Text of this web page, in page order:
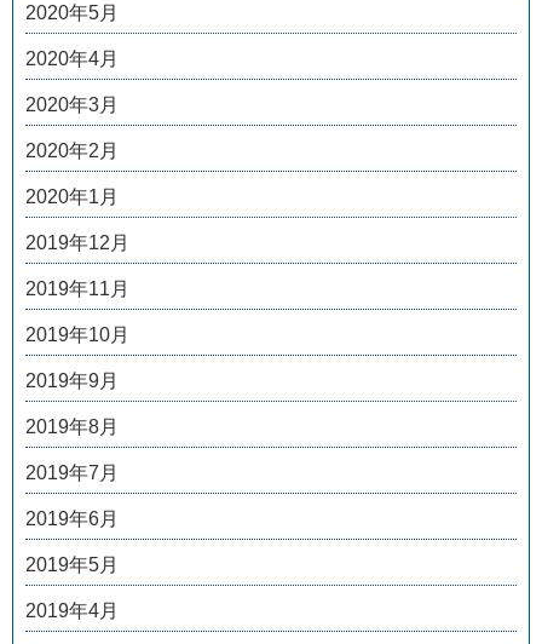
2020年5月
2020年4月
2020年3月
2020年2月
2020年1月
2019年12月
2019年11月
2019年10月
2019年9月
2019年8月
2019年7月
2019年6月
2019年5月
2019年4月